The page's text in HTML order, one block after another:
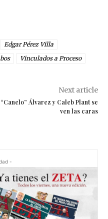
Edgar Pérez Villa
Vinculados a Proceso
Next article
“Canelo” Álvarez y Caleb Plant se
ven las caras
-